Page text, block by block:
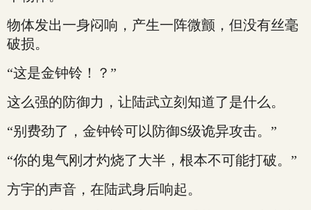
物体发出一身闷响，产生一阵微颤，但没有丝毫
破损。
“这是金钟铃！？”
这么强的防御力，让陆武立刻知道了是什么。
“别费劲了，金钟铃可以防御S级诡异攻击。”
“你的鬼气刚才灼烧了大半，根本不可能打破。”
方宇的声音，在陆武身后响起。